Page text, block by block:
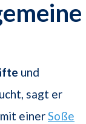
und
sagt er
einerSoße